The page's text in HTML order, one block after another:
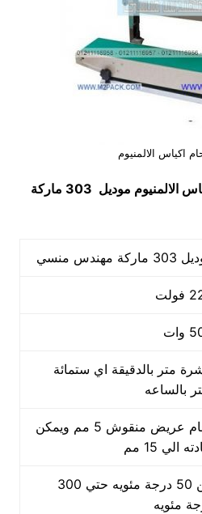
اكياس الالمنيوم
الالمنيوم
موديل 303 ماركة
مهندس منسي
متر بالدقيقة اي ستمائة
بالساعه
لحام عريض منقوش 5 مم ويمكن
الي 15 مم
من 50 درجة مئويه حتي 300
مئويه